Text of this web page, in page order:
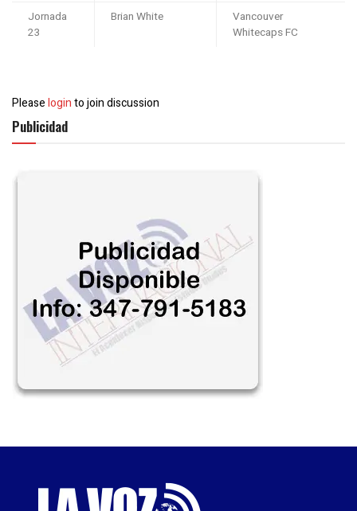
Jornada
23
Brian White
Vancouver
Whitecaps FC
Pleaseloginto join discussion
Publicidad